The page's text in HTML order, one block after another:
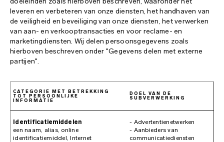
leveren en verbeteren van onze diensten, het handhaven van
de veiligheid en beveiliging van onze diensten, het verwerken
van aan- en verkooptransacties en voor reclame- en
marketingdiensten. Wij delen persoonsgegevens zoals
hierboven beschreven onder "Gegevens delen met externe
partijen".
CATEGORIE MET BETREKKING
TOT PERSOONLIJKE
INFORMATIE
DOEL VAN DE
SUBVERWERKING
Identificatiemiddelen
een naam, alias, online
identificatiemiddel, Internet
- Advertentienetwerken
- Aanbieders van
communicatiediensten